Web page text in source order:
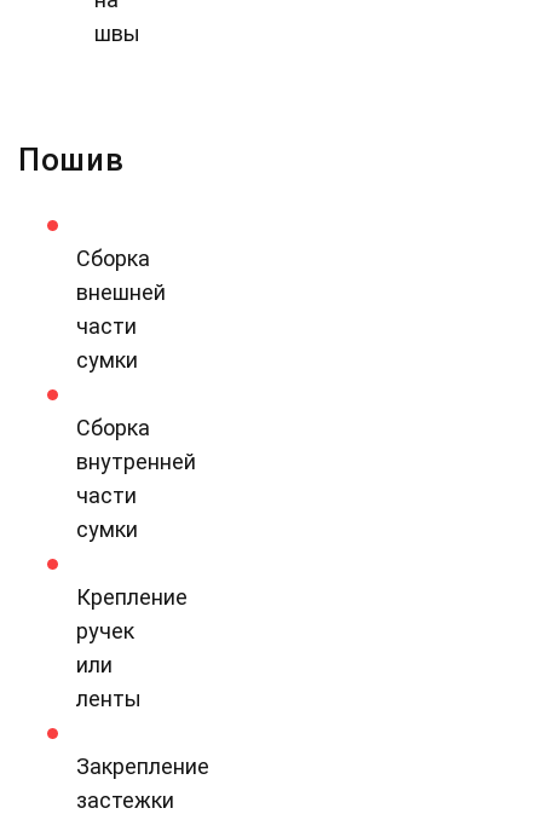
швы
Пошив
Сборка
внешней
части
сумки
Сборка
внутренней
части
сумки
Крепление
ручек
или
ленты
Закрепление
застежки